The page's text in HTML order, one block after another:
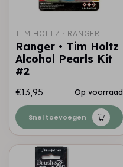
TIM HOLTZ · RANGER
Ranger • Tim Holtz
Alcohol Pearls Kit
#2
€13,95 Op voorraad
Snel toevoegen